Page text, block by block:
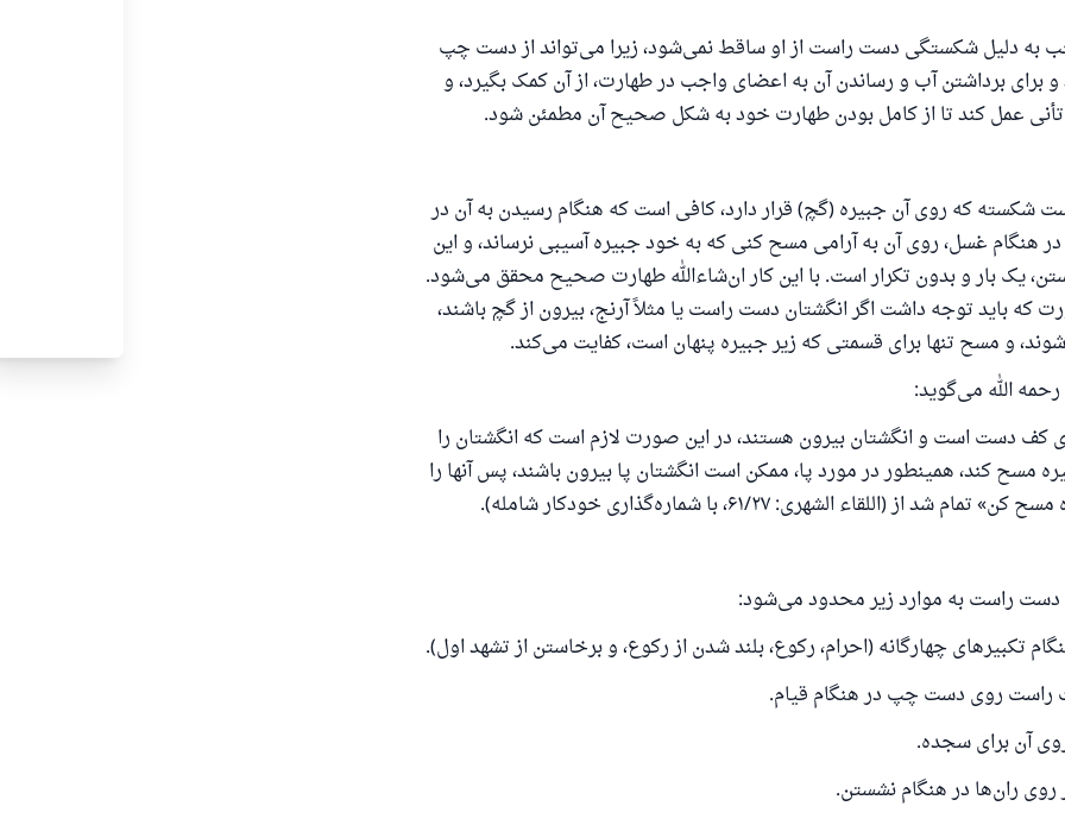
به دلیل شکستگی دست راست از او ساقط نمی‌شود، زیرا می‌تواند از دست چپ
و برای برداشتن آب و رساندن آن به اعضای واجب در طهارت، از آن کمک بگیرد، و
با تأنی عمل کند تا از کامل بودن طهارت خود به شکل صحیح آن مطمئن شود.
شکسته که روی آن جبیره (گچ) قرار دارد، کافی است که هنگام رسیدن به آن در
هنگام غسل، روی آن به آرامی مسح کنی که به خود جبیره آسیبی نرساند، و این
یک بار و بدون تکرار است. با این کار ان‌شاءالله طهارت صحیح محقق می‌شود.
که باید توجه داشت اگر انگشتان دست راست یا مثلاً آرنج، بیرون از گچ باشند،
شوند، و مسح تنها برای قسمتی که زیر جبیره پنهان است، کفایت می‌کند.
رحمه الله می‌گوید:
کف دست است و انگشتان بیرون هستند، در این صورت لازم است که انگشتان را
مسح کند، همینطور در مورد پا، ممکن است انگشتان پا بیرون باشند، پس آنها را
شد از (اللقاء الشهری: ۶۱/۲۷، با شماره‌گذاری خودکار شامله).
دست راست به موارد زیر محدود می‌شود: